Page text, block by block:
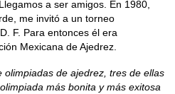
a ser amigos. En 1980,
me invitó a un torneo
F. Para entonces él era
Mexicana de Ajedrez.
olimpiadas de ajedrez, tres de ellas
más bonita y más exitosa